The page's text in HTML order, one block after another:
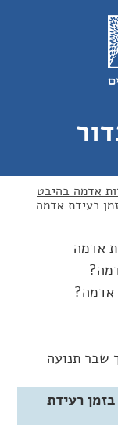
אדמה בהיבט
שבר תנועה
בזמן רעידת